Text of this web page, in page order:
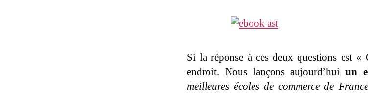
Si la réponse à ces deux questions est «
endroit. Nous lançons aujourd’huiun
meilleures écoles de commerce de